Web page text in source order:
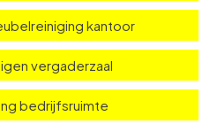
reinigen
kantoor